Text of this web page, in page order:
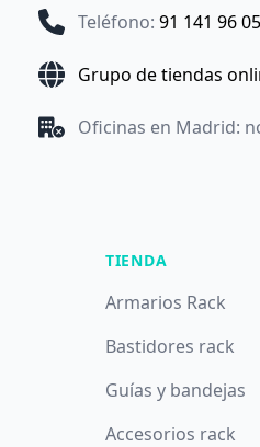
Teléfono: 91 141 96 05
Grupo de tiendas
Oficinas en Madrid:
TIENDA
Armarios Rack
Bastidores rack
Guías y bandejas
Accesorios rack